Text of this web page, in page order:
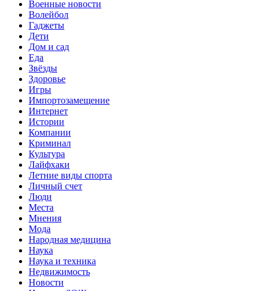
Военные новости
Волейбол
Гаджеты
Дети
Дом и сад
Еда
Звёзды
Здоровье
Игры
Импортозамещение
Интернет
Истории
Компании
Криминал
Культура
Лайфхаки
Летние виды спорта
Личный счет
Люди
Места
Мнения
Мода
Народная медицина
Наука
Наука и техника
Недвижимость
Новости